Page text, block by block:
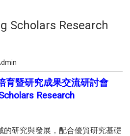
Scholars Research
育暨研究成果交流研討會
Research
研究與發展， 配合優質研究基礎